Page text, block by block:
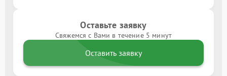
Оставьте заявку
Свяжемся с Вами в течение 5 минут
Оставить заявку